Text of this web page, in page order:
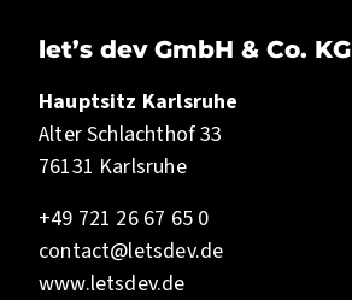
let’s dev GmbH & Co. KG
Hauptsitz Karlsruhe
Alter Schlachthof 33
76131 Karlsruhe
+49 721 26 67 65 0
contact@letsdev.de
www.letsdev.de